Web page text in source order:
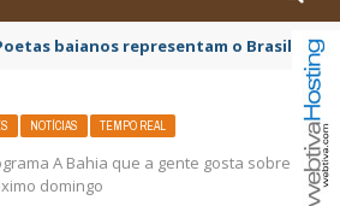
baianos representam o Brasil no
NOTÍCIAS TEMPO REAL
A Bahia que a gente gosta sobre
domingo